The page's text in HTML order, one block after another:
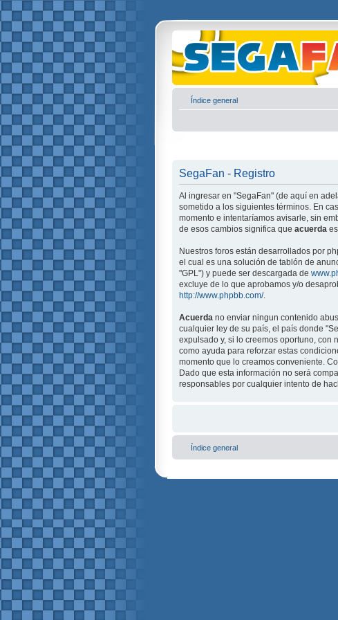
Índice general
SegaFan - Registro
Al ingresar en "SegaFan" (de aquí en
sometido a los siguientes términos. En
momento e intentaríamos avisarle, sin
de esos cambios significa que acuerda
Nuestros foros están desarrollados por
el cual es una solución de tablón de
"GPL") y puede ser descargada de
excluye de lo que aprobamos y/o
http://www.phpbb.com/.
Acuerda no enviar ningun contenido
cualquier ley de su país, el país donde
expulsado y, si lo creemos oportuno, con
como ayuda para reforzar estas
momento que lo creamos conveniente.
Dado que esta información no será
responsables por cualquier intento de
Índice general